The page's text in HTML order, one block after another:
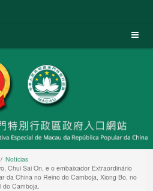
Notícias
Chui Sai On, e o embaixador Extraordinário
da China no Reino do Camboja, Xiong Bo, no
do Camboja.